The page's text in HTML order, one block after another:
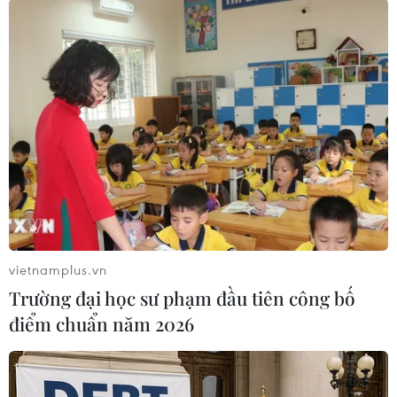
Samsung ra mắt tivi cao
cấp mới được AI hỗ trợ
phân giải màn hình
Tivi mới có giá 322.000 USD,
dùng công nghệ AI thông qua
Micro RGB AI Engine, công nghệ
phân tích nội dung hiển thị theo
thời gian thực để điều chỉnh màu
sắc, nâng cao hình ảnh có độ
phân giải thấp.
(TTXVN/Vietnam+)
vietnamplus.vn
Trường đại học sư phạm đầu tiên công bố
điểm chuẩn năm 2026